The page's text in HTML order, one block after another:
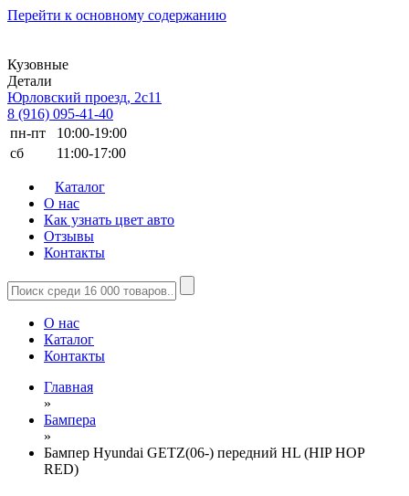
Перейти к основному содержанию
Кузовные
Детали
Юрловский проезд, 2с11
8 (916) 095-41-40
пн-пт
10:00-19:00
сб
11:00-17:00
Каталог
О нас
Как узнать цвет авто
Отзывы
Контакты
О нас
Каталог
Контакты
Главная
»
Бампера
»
Бампер Hyundai GETZ(06-) передний HL (HIP HOP
RED)